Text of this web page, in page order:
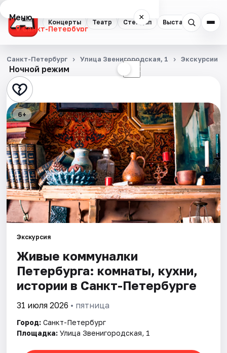
Концерты Театр Стендап Выставки
Меню ×
Санкт-Петербург
Концерты
Театр
Стендап
Выставки
Квесты
Экскурсии
Спорт
События
Города
Площадки
Артисты
Рейтинги
Ночной режим ☾
Санкт-Петербург Улица Звенигородская, 1 Экскурсии
6+
Экскурсия
Живые коммуналки
Петербурга: комнаты, кухни,
истории в Санкт-Петербурге
31 июля 2026 • пятница
Город: Санкт-Петербург
Площадка: Улица Звенигородская, 1